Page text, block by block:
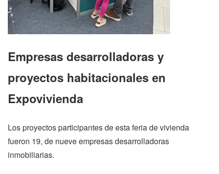
Empresas desarrolladoras y
proyectos habitacionales en
Expovivienda
Los proyectos participantes de esta feria de vivienda
fueron 19, de nueve empresas desarrolladoras
inmobiliarias.